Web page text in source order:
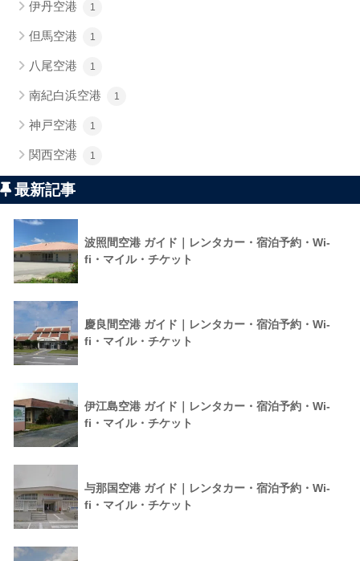
伊丹空港 1
但馬空港 1
八尾空港 1
南紀白浜空港 1
神戸空港 1
関西空港 1
最新記事
波照間空港 ガイド｜レンタカー・宿泊予約・Wi-
fi・マイル・チケット
慶良間空港 ガイド｜レンタカー・宿泊予約・Wi-
fi・マイル・チケット
伊江島空港 ガイド｜レンタカー・宿泊予約・Wi-
fi・マイル・チケット
与那国空港 ガイド｜レンタカー・宿泊予約・Wi-
fi・マイル・チケット